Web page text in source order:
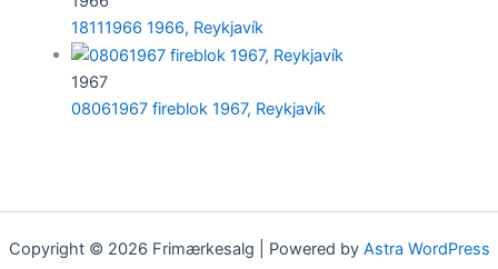
18111966 1966, Reykjavík
1967
08061967 fireblok 1967, Reykjavík
Copyright © 2026 Frimærkesalg | Powered by Astra WordPress